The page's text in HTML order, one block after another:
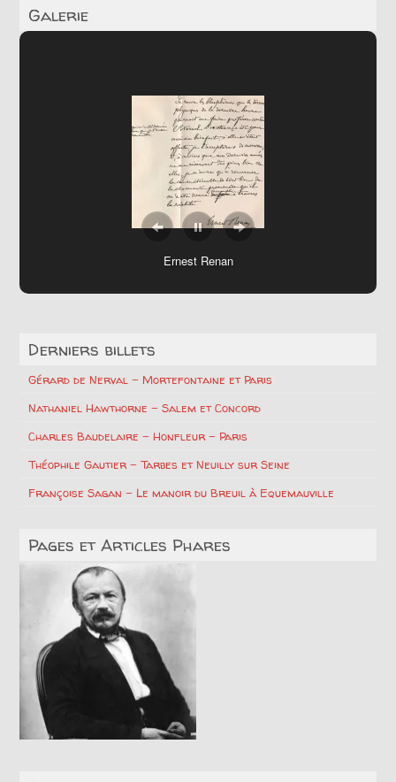
Galerie
Ernest Renan
Derniers billets
Gérard de Nerval – Mortefontaine et Paris
Nathaniel Hawthorne – Salem et Concord
Charles Baudelaire – Honfleur – Paris
Théophile Gautier – Tarbes et Neuilly sur Seine
Françoise Sagan – Le manoir du Breuil à Equemauville
Pages et Articles Phares